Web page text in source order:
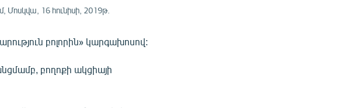
16 հունիսի, 2019թ.
բոլորին» կարգախոսով:
բողոքի ակցիայի